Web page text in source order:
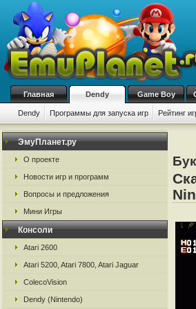
Главная Dendy Game Boy
Dendy Программы для запуска игр Рейтинг
ЭмуПланет.ру
О проекте
Новости игр и программ
Вопросы и предложения
Мини Игры
Консоли
Atari 2600
Atari 5200, Atari 7800, Atari Jaguar
ColecoVision
Dendy (Nintendo)